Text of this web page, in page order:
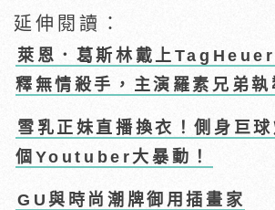
延伸閱讀：
萊恩．葛斯林戴上TagHeuer
釋無情殺手，主演羅素兄弟執
雪乳正妹直播換衣！側身巨
個Youtuber大暴動！
GU與時尚潮牌御用插畫家